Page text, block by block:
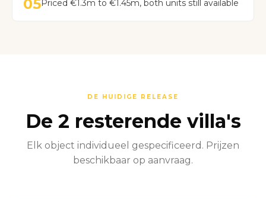
05Priced €1.3m to €1.45m, both units still available
DE HUIDIGE RELEASE
De 2 resterende villa's
Elk object individueel gespecificeerd. Prijzen
beschikbaar op aanvraag.